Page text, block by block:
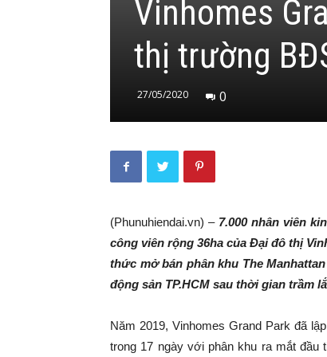
Vinhomes
thị trường
27/05/2020 0
(Phunuhiendai.vn) – 7.000 nhân viên
công viên rộng 36ha của Đại đô thị
thức mở bán phân khu The Manhattan
động sản TP.HCM sau thời gian trầm
Năm 2019, Vinhomes Grand Park đã
trong 17 ngày với phân khu ra mắt đầu